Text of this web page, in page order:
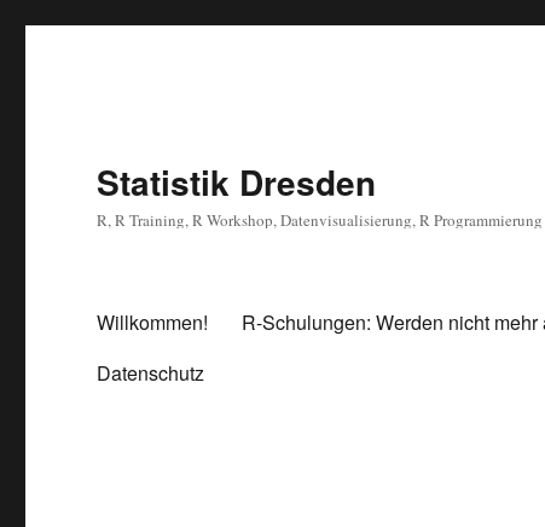
Statistik Dresden
R, R Training, R Workshop, Datenvisualisierung, R Programmierung
Willkommen! R-Schulungen: Werden nicht mehr
Datenschutz